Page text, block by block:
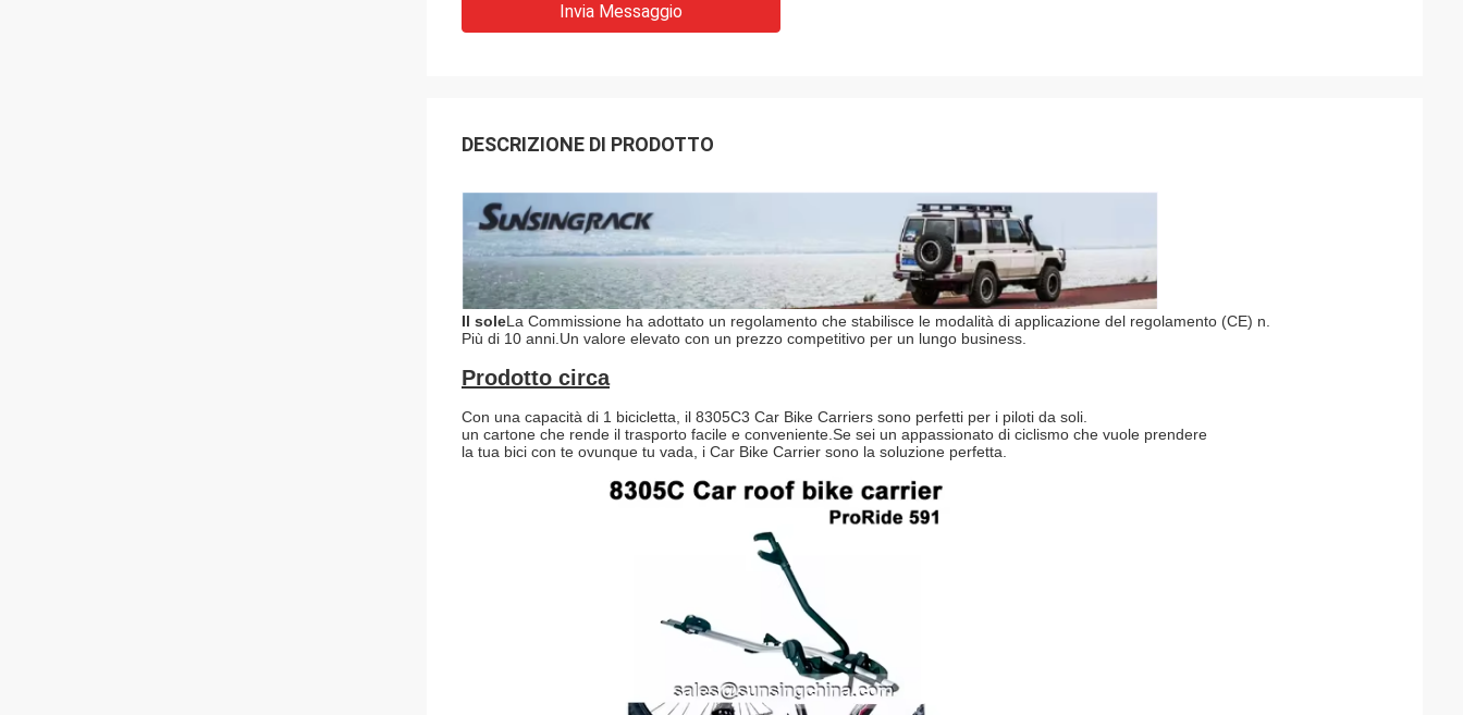
Invia Messaggio
DESCRIZIONE DI PRODOTTO
Il soleLa Commissione ha adottato un regolamento che stabilisce le modalità di applicazione del regolamento (CE) n.
Più di 10 anni. Un valore elevato con un prezzo competitivo per un lungo business.
Prodotto circa
Con una capacità di 1 bicicletta, il 8305C3 Car Bike Carriers sono perfetti per i piloti da soli.
un cartone che rende il trasporto facile e conveniente. Se sei un appassionato di ciclismo che vuole prendere
la tua bici con te ovunque tu vada, i Car Bike Carrier sono la soluzione perfetta.